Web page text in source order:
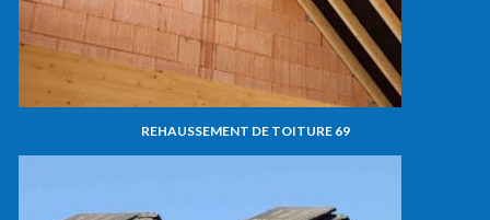
REHAUSSEMENT DE TOITURE 69